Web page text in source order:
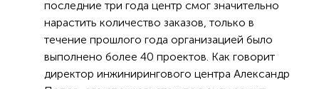
последние три года центр смог значительно
нарастить количество заказов, только в
течение прошлого года организацией было
выполнено более 40 проектов. Как говорит
директор инжинирингового центра Александр